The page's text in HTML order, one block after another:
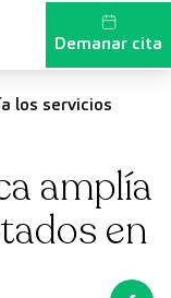
Demanar cita
los servicios
amplía
en